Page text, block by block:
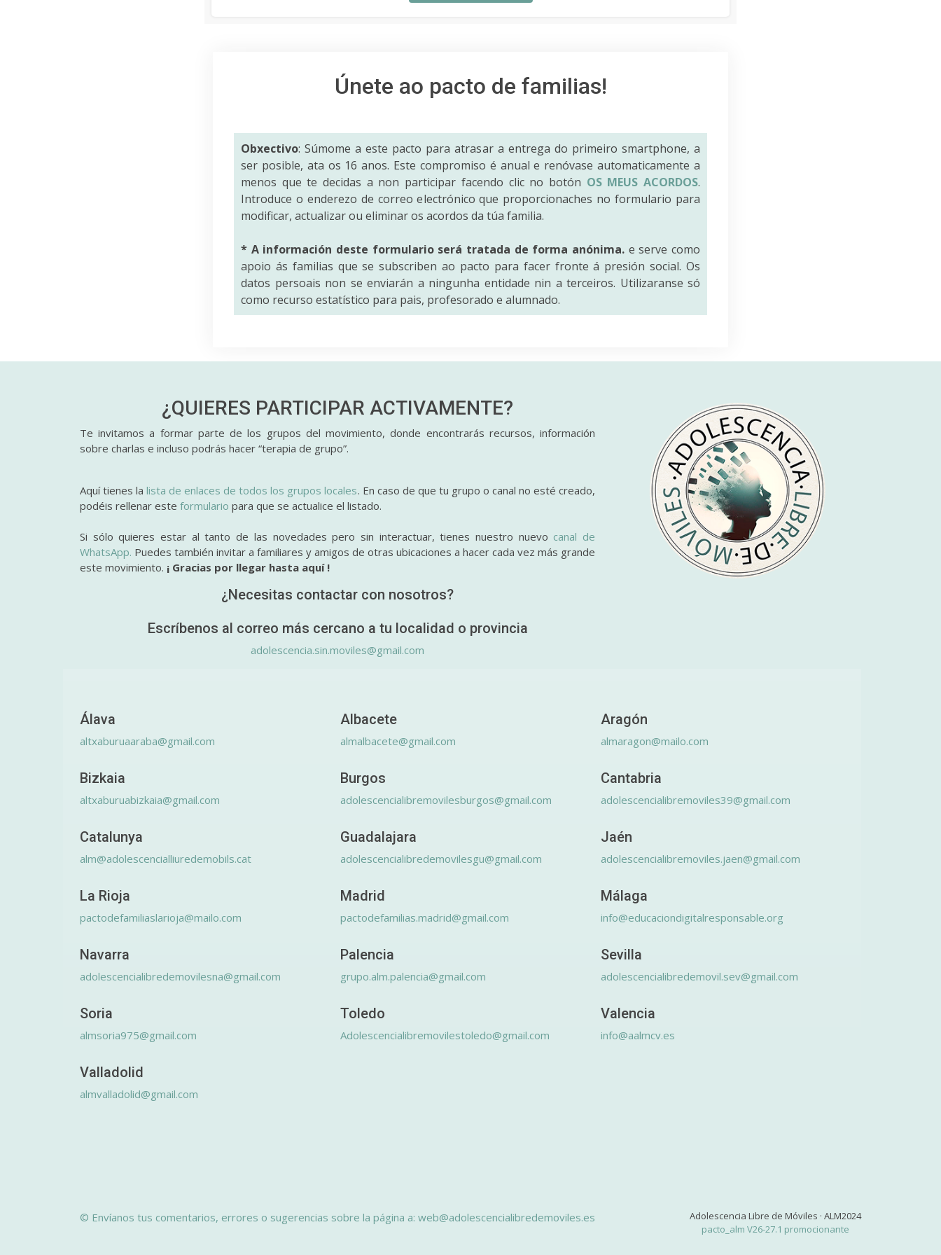
Únete ao pacto de familias!
Obxectivo: Súmome a este pacto para atrasar a entrega do primeiro smartphone, a
ser posible, ata os 16 anos. Este compromiso é anual e renóvase automaticamente a
menos que te decidas a non participar facendo clic no botón OS MEUS ACORDOS.
Introduce o enderezo de correo electrónico que proporcionaches no formulario para
modificar, actualizar ou eliminar os acordos da túa familia.
* A información deste formulario será tratada de forma anónima. e serve como
apoio ás familias que se subscriben ao pacto para facer fronte á presión social. Os
datos persoais non se enviarán a ningunha entidade nin a terceiros. Utilizaranse só
como recurso estatístico para pais, profesorado e alumnado.
¿QUIERES PARTICIPAR ACTIVAMENTE?
Te invitamos a formar parte de los grupos del movimiento, donde encontrarás recursos, información
sobre charlas e incluso podrás hacer “terapia de grupo”.
Aquí tienes lalista de enlaces de todos los grupos locales. En caso de que tu grupo o canal no esté creado,
podéis rellenar este formulario para que se actualice el listado.
Si sólo quieres estar al tanto de las novedades pero sin interactuar, tienes nuestro nuevo canal de
WhatsApp. Puedes también invitar a familiares y amigos de otras ubicaciones a hacer cada vez más grande
este movimiento. ¡ Gracias por llegar hasta aquí !
¿Necesitas contactar con nosotros?
Escríbenos al correo más cercano a tu localidad o provincia
adolescencia.sin.moviles@gmail.com
Álava
altxaburuaaraba@gmail.com
Albacete
almalbacete@gmail.com
Aragón
almaragon@mailo.com
Bizkaia
altxaburuabizkaia@gmail.com
Burgos
adolescencialibremovilesburgos@gmail.com
Cantabria
adolescencialibremoviles39@gmail.com
Catalunya
alm@adolescencialliuredemobils.cat
Guadalajara
adolescencialibredemovilesgu@gmail.com
Jaén
adolescencialibremoviles.jaen@gmail.com
La Rioja
pactodefamiliaslarioja@mailo.com
Madrid
pactodefamilias.madrid@gmail.com
Málaga
info@educaciondigitalresponsable.org
Navarra
adolescencialibredemovilesna@gmail.com
Palencia
grupo.alm.palencia@gmail.com
Sevilla
adolescencialibredemovil.sev@gmail.com
Soria
almsoria975@gmail.com
Toledo
Adolescencialibremovilestoledo@gmail.com
Valencia
info@aalmcv.es
Valladolid
almvalladolid@gmail.com
© Envíanos tus comentarios, errores o sugerencias sobre la página a: web@adolescencialibredemoviles.es
Adolescencia Libre de Móviles · ALM2024
pacto_alm V26-27.1 promocionante